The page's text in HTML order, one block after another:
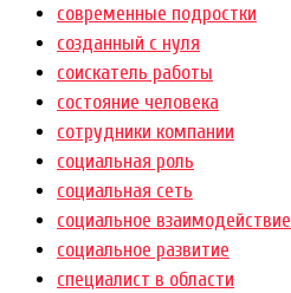
современные подростки
созданный с нуля
соискатель работы
состояние человека
сотрудники компании
социальная роль
социальная сеть
социальное взаимодействие
социальное развитие
специалист в области